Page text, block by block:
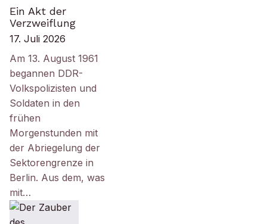
Ein Akt der
Verzweiflung
17. Juli 2026
Am 13. August 1961
begannen DDR-
Volkspolizisten und
Soldaten in den
frühen
Morgenstunden mit
der Abriegelung der
Sektorengrenze in
Berlin. Aus dem, was
mit…